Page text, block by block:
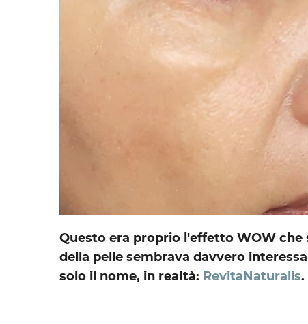
Questo era proprio l'effetto WOW
della pelle sembrava davvero
solo il nome, in realtà: RevitaNaturalis.